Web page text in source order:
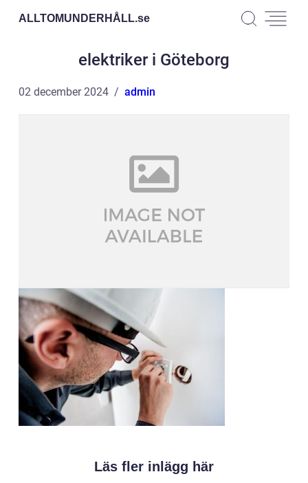
ALLTOMUNDERHÅLL.se
elektriker i Göteborg
02 december 2024 admin
Läs fler inlägg här